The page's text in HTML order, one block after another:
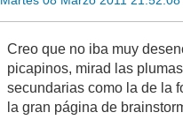
Creo que no iba muy
picapinos, mirad las
secundarias como la de la
la gran página de